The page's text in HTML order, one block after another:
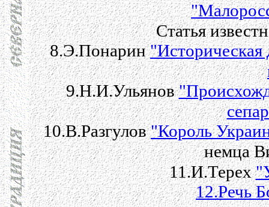
Статья
8.Э.Понарин"Историческая
9.Н.И.Ульянов
10.В.Разгулов"Король
немца
11.И.Терех
12.Речь